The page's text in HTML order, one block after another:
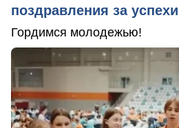
поздравления за успехи
Гордимся молодежью!